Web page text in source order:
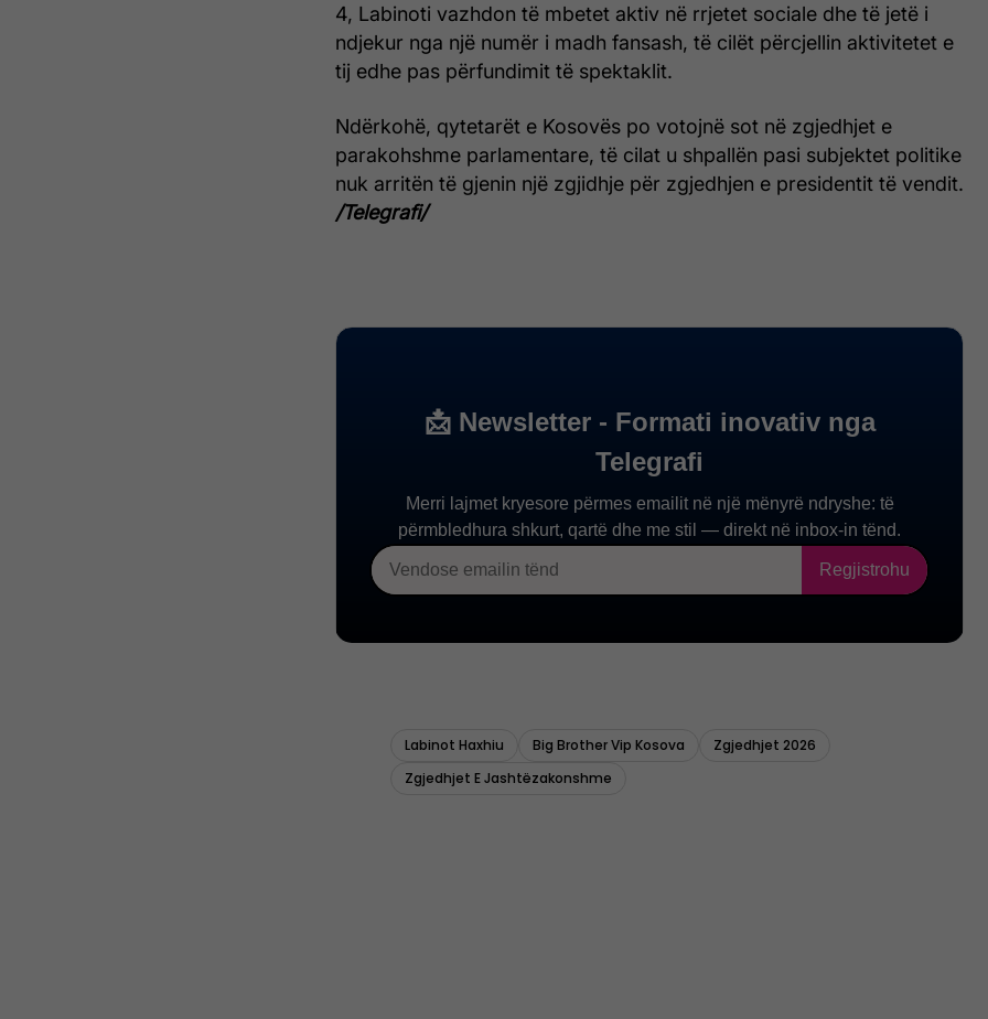
4, Labinoti vazhdon të mbetet aktiv në rrjetet sociale dhe të jetë i
ndjekur nga një numër i madh fansash, të cilët përcjellin aktivitetet e
tij edhe pas përfundimit të spektaklit.
Ndërkohë, qytetarët e Kosovës po votojnë sot në zgjedhjet e
parakohshme parlamentare, të cilat u shpallën pasi subjektet politike
nuk arritën të gjenin një zgjidhje për zgjedhjen e presidentit të vendit.
/Telegrafi/